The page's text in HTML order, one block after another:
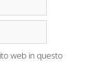
web in questo